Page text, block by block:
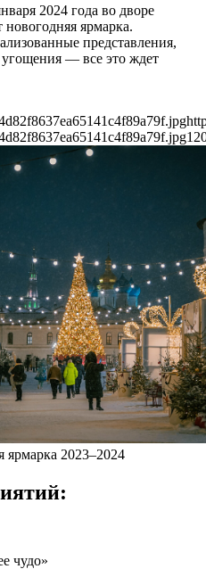
2024 года во дворе
ярмарка.
представления,
— все это ждет
ярмарка 2023–2024
чудо»